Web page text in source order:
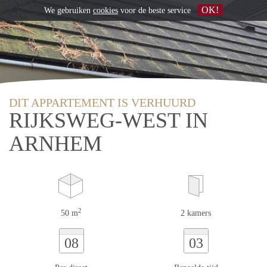
DIT APPARTEMENT IS VERHUURD
RIJKSWEG-WEST IN
ARNHEM
50 m2 2 kamers
08 03
We gebruiken cookies voor de beste service OK!